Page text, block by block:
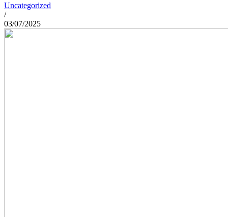
Uncategorized
/
03/07/2025